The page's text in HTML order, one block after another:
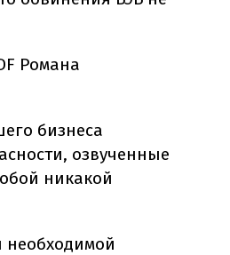
Романа
бизнеса
озвученные
никакой
необходимой